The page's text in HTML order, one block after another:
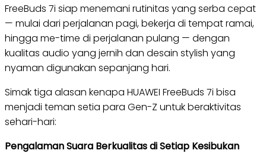
FreeBuds 7i siap menemani rutinitas yang serba cepat
— mulai dari perjalanan pagi, bekerja di tempat ramai,
hingga me-time di perjalanan pulang — dengan
kualitas audio yang jernih dan desain stylish yang
nyaman digunakan sepanjang hari.
Simak tiga alasan kenapa HUAWEI FreeBuds 7i bisa
menjadi teman setia para Gen-Z untuk beraktivitas
sehari-hari:
Pengalaman Suara Berkualitas di Setiap Kesibukan